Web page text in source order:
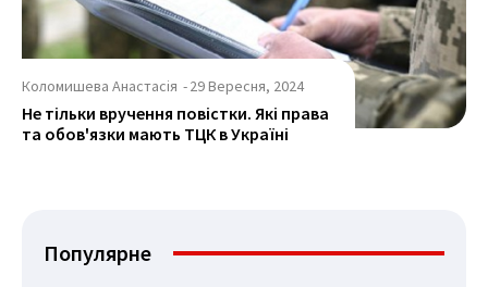
Коломишева Анастасія -29 Вересня, 2024
Не тільки вручення повістки. Які права
та обов'язки мають ТЦК в Україні
Популярне